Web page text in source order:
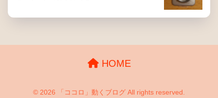
HOME
© 2026 「ココロ」動くブログ All rights reserved.